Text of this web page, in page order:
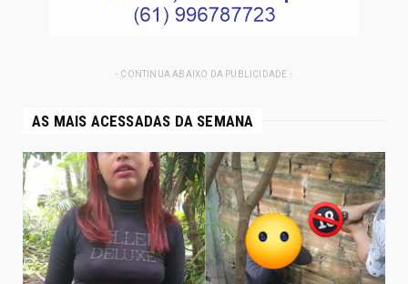
- CONTINUA ABAIXO DA PUBLICIDADE -
AS MAIS ACESSADAS DA SEMANA